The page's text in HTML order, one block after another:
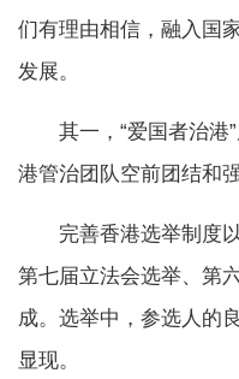
们有理由相信，融入国
发展。
其一，“爱国者治港”
港管治团队空前团结和强
完善香港选举制度以
第七届立法会选举、第
成。选举中，参选人的
显现。